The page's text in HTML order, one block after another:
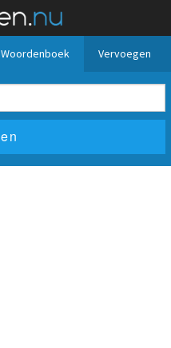
Woordenboek Vervoegen